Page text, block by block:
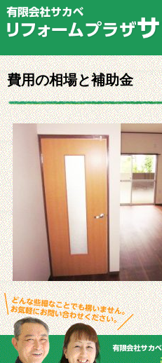
費用の相場と補助金